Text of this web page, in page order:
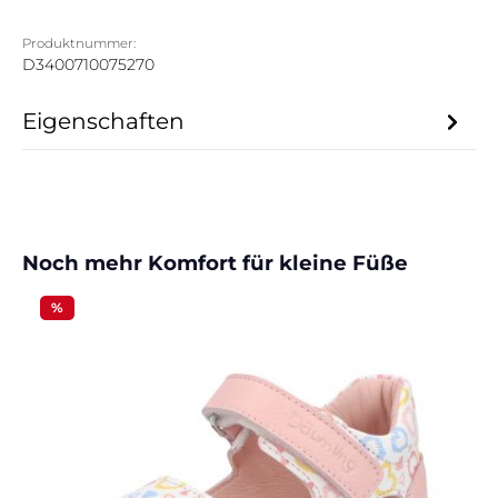
Produktnummer:
D3400710075270
Eigenschaften
Produktgalerie überspringen
Noch mehr Komfort für kleine Füße
%